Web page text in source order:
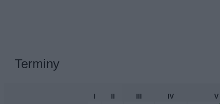
Terminy
I II III IV
V